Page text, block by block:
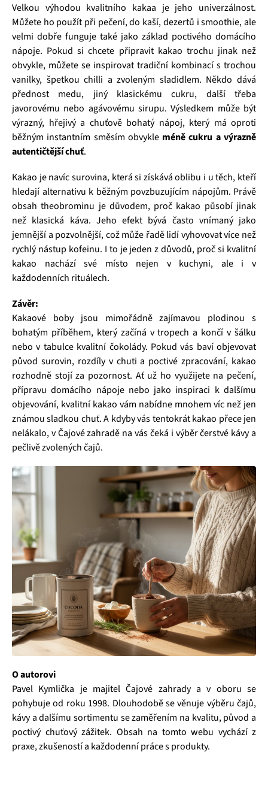
Velkou výhodou kvalitního kakaa je jeho univerzálnost.
Můžete ho použít při pečení, do kaší, dezertů i smoothie, ale
velmi dobře funguje také jako základ poctivého domácího
nápoje. Pokud si chcete připravit kakao trochu jinak než
obvykle, můžete se inspirovat tradiční kombinací s trochou
vanilky, špetkou chilli a zvoleným sladidlem. Někdo dává
přednost medu, jiný klasickému cukru, další třeba
javorovému nebo agávovému sirupu. Výsledkem může být
výrazný, hřejivý a chuťově bohatý nápoj, který má oproti
běžným instantním směsím obvykle méně cukru a výrazně
autentičtější chuť.
Kakao je navíc surovina, která si získává oblibu i u těch, kteří
hledají alternativu k běžným povzbuzujícím nápojům. Právě
obsah theobrominu je důvodem, proč kakao působí jinak
než klasická káva. Jeho efekt bývá často vnímaný jako
jemnější a pozvolnější, což může řadě lidí vyhovovat více než
rychlý nástup kofeinu. I to je jeden z důvodů, proč si kvalitní
kakao nachází své místo nejen v kuchyni, ale i v
každodenních rituálech.
Závěr:
Kakaové boby jsou mimořádně zajímavou plodinou s
bohatým příběhem, který začíná v tropech a končí v šálku
nebo v tabulce kvalitní čokolády. Pokud vás baví objevovat
původ surovin, rozdíly v chuti a poctivé zpracování, kakao
rozhodně stojí za pozornost. Ať už ho využijete na pečení,
přípravu domácího nápoje nebo jako inspiraci k dalšímu
objevování, kvalitní kakao vám nabídne mnohem víc než jen
známou sladkou chuť. A kdyby vás tentokrát kakao přece jen
nelákalo, v Čajové zahradě na vás čeká i výběr čerstvé kávy a
pečlivě zvolených čajů.
O autorovi
Pavel Kymlička je majitel Čajové zahrady a v oboru se
pohybuje od roku 1998. Dlouhodobě se věnuje výběru čajů,
kávy a dalšímu sortimentu se zaměřením na kvalitu, původ a
poctivý chuťový zážitek. Obsah na tomto webu vychází z
praxe, zkušeností a každodenní práce s produkty.